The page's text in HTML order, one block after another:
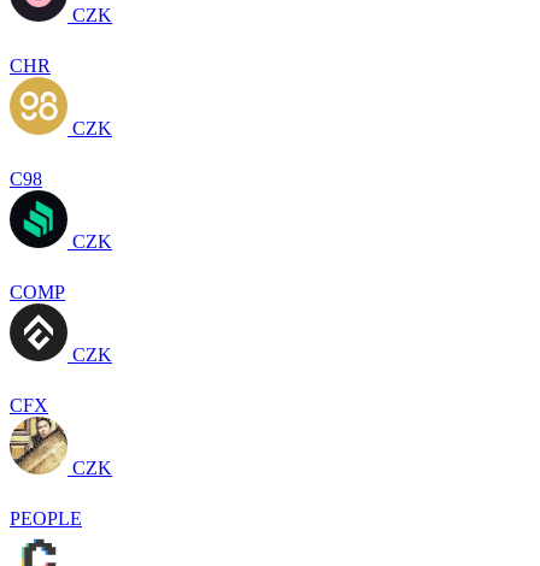
CZK
CHR
CZK
C98
CZK
COMP
CZK
CFX
CZK
PEOPLE